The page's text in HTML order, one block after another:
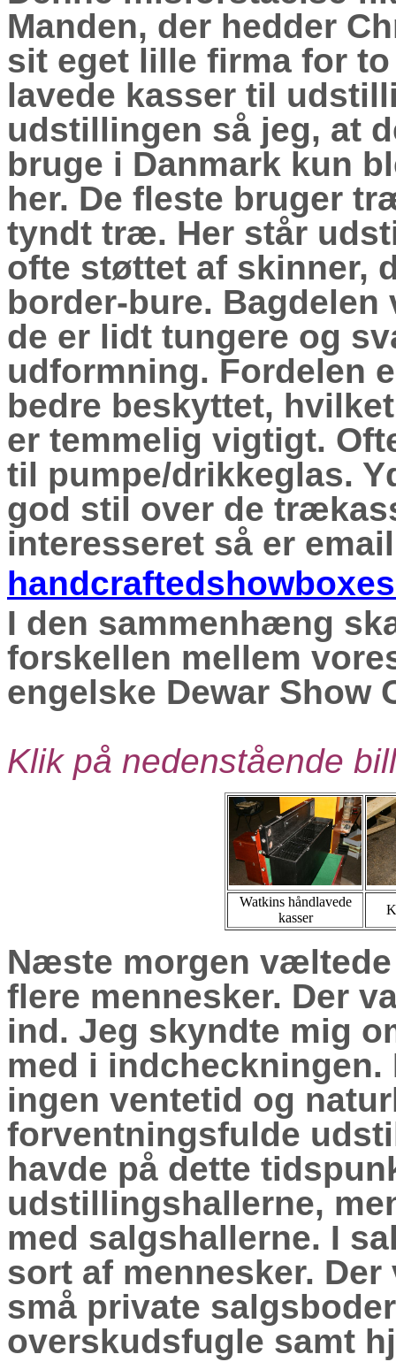
Manden, der hedder
sit eget lille firma for
lavede kasser til
udstillingen så jeg, at
bruge i Danmark kun
her. De fleste bruger
tyndt træ. Her står
ofte støttet af skinner,
border-bure.
de er lidt tungere og
udformning. Fordelen
bedre beskyttet,
er temmelig vigtigt.
til pumpe/drikkeglas.
god stil over de
interesseret så er
I den sammenhæng
forskellen mellem
engelske Dewar Show
Klik på nedenstående
Watkins håndlavede
kasser
Næste morgen
flere mennesker. Der
ind. Jeg skyndte mig
med i
ingen ventetid og
forventningsfulde
havde på dette
udstillingshallerne,
med salgshallerne. I
sort af mennesker.
små private
overskudsfugle samt